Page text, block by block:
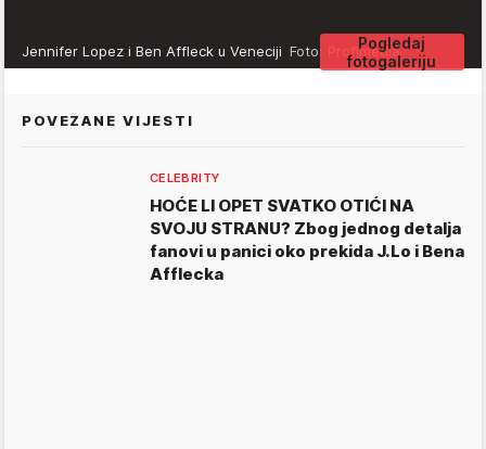
Pogledaj
fotogaleriju
Jennifer Lopez i Ben Affleck u Veneciji Foto: Profimedia
POVEZANE VIJESTI
CELEBRITY
HOĆE LI OPET SVATKO OTIĆI NA
SVOJU STRANU? Zbog jednog detalja
fanovi u panici oko prekida J.Lo i Bena
Afflecka